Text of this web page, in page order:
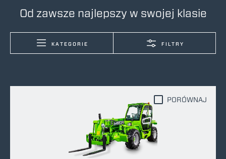
Od zawsze najlepszy w swojej klasie
KATEGORIE FILTRY
PORÓWNAJ